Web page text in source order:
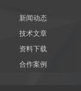
新闻动态
技术文章
资料下载
合作案例